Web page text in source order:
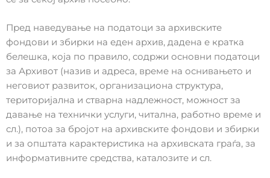
Пред наведување на податоци за архивските
фондови и збирки на еден архив, дадена е кратка
белешка, која по правило, содржи основни податоци
за Архивот (назив и адреса, време на оснивањето и
неговиот развиток, организациона структура,
територијална и стварна надлежност, можност за
давање на технички услуги, читална, работно време и
сл.), потоа за бројот на архивските фондови и збирки
и за општата карактеристика на архивската граѓа, за
информативните средства, каталозите и сл.